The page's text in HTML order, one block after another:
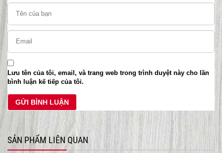
Lưu tên của tôi, email, và trang web trong trình duyệt này cho lần
bình luận kế tiếp của tôi.
SẢN PHẨM LIÊN QUAN